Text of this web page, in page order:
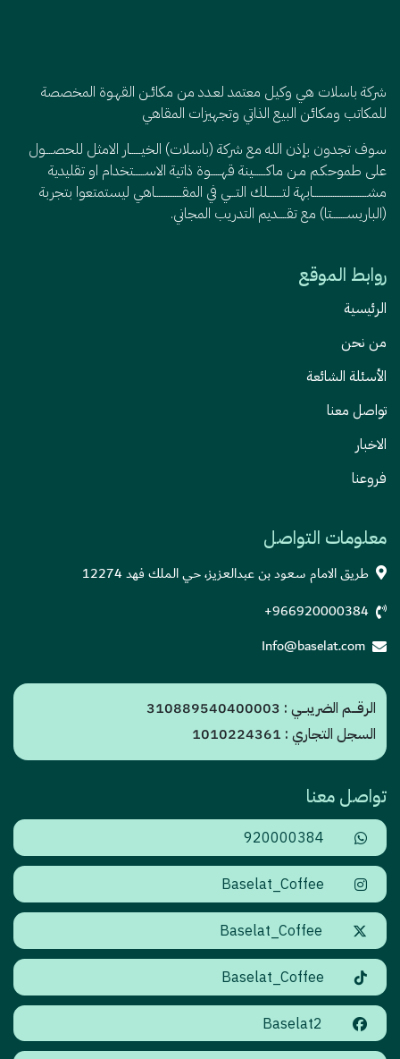
شركة باسلات هي وكيل معتمد لعـدد من مكائـن القهـوة المخصصة
للمكاتب ومكائن البيع الذاتي وتجهيزات المقاهي
سوف تجدون بإذن الله مع شركة (باسلات) الخيــــــار الامثل للحصــــول
على طموحكـم مـن ماكـــــــينة قهــــــوة ذاتية الاســــــتخدام او تقليدية
مشــــــــــــــــــــــــــــــابهة لتــــــــلك التـــي في المقـــــــــــــــاهي ليستمتعوا بتجربة
(الباريســــــــتا) مع تقـــــديم التدريب المجاني.
روابط الموقع
الرئيسية
من نحن
الأسئلة الشائعة
تواصل معنا
الاخبار
فروعنا
معلومات التواصل
طريق الامام سعود بن عبدالعزيز، حي الملك فهد 12274
+966920000384
Info@baselat.com
الرقـــم الضريبــي : 310889540400003
السجل التجاري : 1010224361
تواصل معنا
920000384
Baselat_Coffee
Baselat_Coffee
Baselat_Coffee
Baselat2